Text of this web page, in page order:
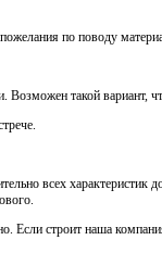
по поводу
Возможен такой вариант,
всех характеристик
Если строит наша